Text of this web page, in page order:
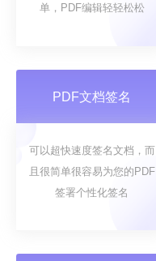
单，PDF编辑轻轻松松
PDF文档签名
可以超快速度签名文档，而
且很简单很容易为您的PDF
签署个性化签名